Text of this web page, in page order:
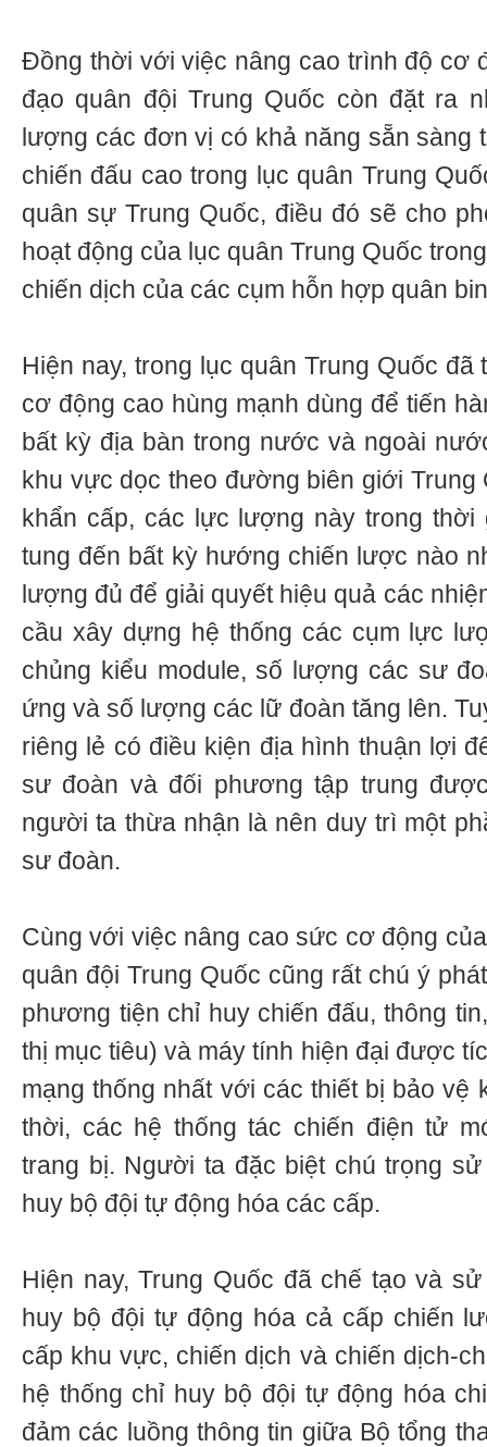
Đồng thời với việc nâng cao trình độ cơ
đạo quân đội Trung Quốc còn đặt ra
lượng các đơn vị có khả năng sẵn sàng
chiến đấu cao trong lục quân Trung
quân sự Trung Quốc, điều đó sẽ cho
hoạt động của lục quân Trung Quốc
chiến dịch của các cụm hỗn hợp quân
Hiện nay, trong lục quân Trung Quốc
cơ động cao hùng mạnh dùng để tiến
bất kỳ địa bàn trong nước và ngoài
khu vực dọc theo đường biên giới Trung
khẩn cấp, các lực lượng này trong
tung đến bất kỳ hướng chiến lược nào
lượng đủ để giải quyết hiệu quả các
cầu xây dựng hệ thống các cụm lực
chủng kiểu module, số lượng các sư
ứng và số lượng các lữ đoàn tăng lên.
riêng lẻ có điều kiện địa hình thuận lợi
sư đoàn và đối phương tập trung
người ta thừa nhận là nên duy trì một
sư đoàn.
Cùng với việc nâng cao sức cơ động
quân đội Trung Quốc cũng rất chú ý
phương tiện chỉ huy chiến đấu, thông
thị mục tiêu) và máy tính hiện đại được
mạng thống nhất với các thiết bị bảo vệ
thời, các hệ thống tác chiến điện tử
trang bị. Người ta đặc biệt chú trọng
huy bộ đội tự động hóa các cấp.
Hiện nay, Trung Quốc đã chế tạo và
huy bộ đội tự động hóa cả cấp chiến
cấp khu vực, chiến dịch và chiến dịch-
hệ thống chỉ huy bộ đội tự động hóa
đảm các luồng thông tin giữa Bộ tổng